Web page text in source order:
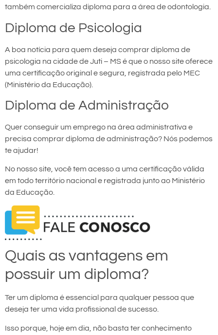
também comercializa diploma para a área de odontologia.
Diploma de Psicologia
A boa notícia para quem deseja comprar diploma de
psicologia na cidade de Juti – MS é que o nosso site oferece
uma certificação original e segura, registrada pelo MEC
(Ministério da Educação).
Diploma de Administração
Quer conseguir um emprego na área administrativa e
precisa comprar diploma de administração? Nós podemos
te ajudar!
No nosso site, você tem acesso a uma certificação válida
em todo território nacional e registrada junto ao Ministério
da Educação.
Quais as vantagens em
possuir um diploma?
Ter um diploma é essencial para qualquer pessoa que
deseja ter uma vida profissional de sucesso.
Isso porque, hoje em dia, não basta ter conhecimento